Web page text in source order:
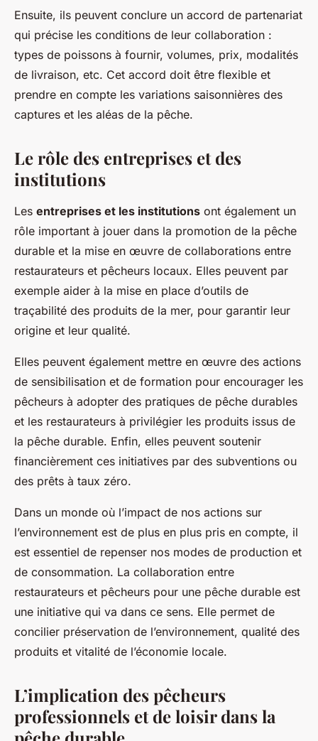
Ensuite, ils peuvent conclure un accord de partenariat
qui précise les conditions de leur collaboration :
types de poissons à fournir, volumes, prix, modalités
de livraison, etc. Cet accord doit être flexible et
prendre en compte les variations saisonnières des
captures et les aléas de la pêche.
Le rôle des entreprises et des
institutions
Les entreprises et les institutions ont également un
rôle important à jouer dans la promotion de la pêche
durable et la mise en œuvre de collaborations entre
restaurateurs et pêcheurs locaux. Elles peuvent par
exemple aider à la mise en place d’outils de
traçabilité des produits de la mer, pour garantir leur
origine et leur qualité.
Elles peuvent également mettre en œuvre des actions
de sensibilisation et de formation pour encourager les
pêcheurs à adopter des pratiques de pêche durables
et les restaurateurs à privilégier les produits issus de
la pêche durable. Enfin, elles peuvent soutenir
financièrement ces initiatives par des subventions ou
des prêts à taux zéro.
Dans un monde où l’impact de nos actions sur
l’environnement est de plus en plus pris en compte, il
est essentiel de repenser nos modes de production et
de consommation. La collaboration entre
restaurateurs et pêcheurs pour une pêche durable est
une initiative qui va dans ce sens. Elle permet de
concilier préservation de l’environnement, qualité des
produits et vitalité de l’économie locale.
L’implication des pêcheurs
professionnels et de loisir dans la